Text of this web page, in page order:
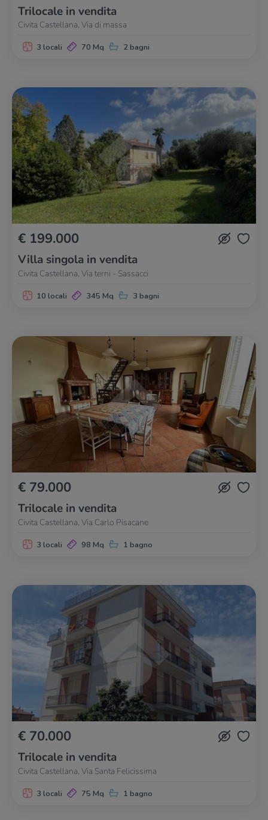
Trilocale in vendita
Civita Castellana, Via di massa
3 locali 70 Mq 2 bagni
€ 199.000
Villa singola in vendita
Civita Castellana, Via terni - Sassacci
10 locali 345 Mq 3 bagni
€ 79.000
Trilocale in vendita
Civita Castellana, Via Carlo Pisacane
3 locali 98 Mq 1 bagno
€ 70.000
Trilocale in vendita
Civita Castellana, Via Santa Felicissima
3 locali 75 Mq 1 bagno